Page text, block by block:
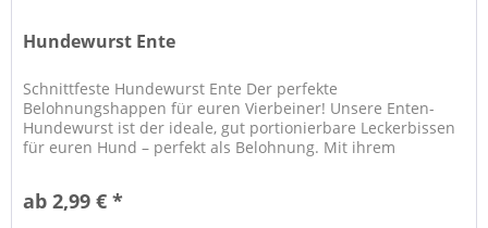
Hundewurst Ente
Schnittfeste Hundewurst Ente Der perfekte
Belohnungshappen für euren Vierbeiner! Unsere Enten-
Hundewurst ist der ideale, gut portionierbare Leckerbissen
für euren Hund – perfekt als Belohnung. Mit ihrem
ab 2,99 € *